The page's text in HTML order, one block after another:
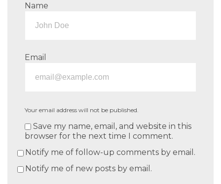
Name
Email
Your email address will not be published.
Save my name, email, and website in this
browser for the next time I comment.
Notify me of follow-up comments by email.
Notify me of new posts by email.